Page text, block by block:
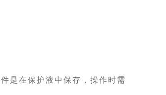
是在保护液中保存，操作时需